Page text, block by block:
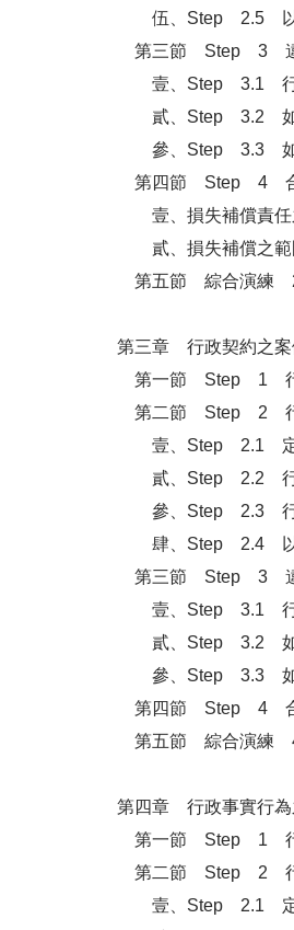
伍、Step 2.5 以執
第三節 Step 3 違
壹、Step 3.1 行
貳、Step 3.2 如何
參、Step 3.3 如何
第四節 Step 4 合
壹、損失補償責
貳、損失補償之範
第五節 綜合演練
第三章 行政契約之案
第一節 Step 1 行
第二節 Step 2 行
壹、Step 2.1
貳、Step 2.2 行政
參、Step 2.3 行
肆、Step 2.4 以執
第三節 Step 3 違
壹、Step 3.1 行
貳、Step 3.2 如何
參、Step 3.3 如何
第四節 Step 4 合
第五節 綜合演練
第四章 行政事實行為
第一節 Step 1 行
第二節 Step 2 行
壹、Step 2.1